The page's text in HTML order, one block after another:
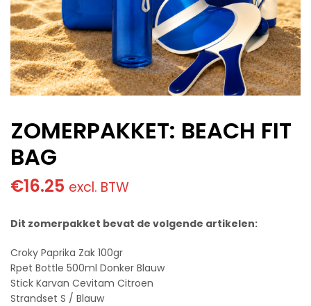
ZOMERPAKKET: BEACH FIT
BAG
€16.25 excl. BTW
Dit zomerpakket bevat de volgende artikelen:
Croky Paprika Zak 100gr
Rpet Bottle 500ml Donker Blauw
Stick Karvan Cevitam Citroen
Strandset S / Blauw